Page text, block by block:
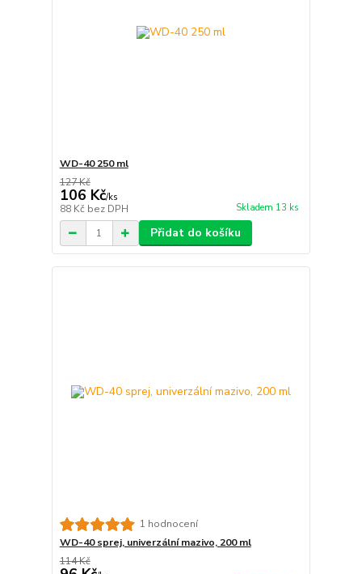
WD-40 250 ml
127 Kč
106 Kč/ks
88 Kč bez DPH Skladem 13 ks
Přidat do košíku
1 hodnocení
WD-40 sprej, univerzální mazivo, 200 ml
114 Kč